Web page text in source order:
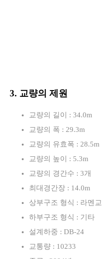
3. 교량의 제원
교량의 길이 : 34.0m
교량의 폭 : 29.3m
교량의 유효폭 : 28.5m
교량의 높이 : 5.3m
교량의 경간수 : 3개
최대경간장 : 14.0m
상부구조 형식 : 라멘교
하부구조 형식 : 기타
설계하중 : DB-24
교통량 : 10233